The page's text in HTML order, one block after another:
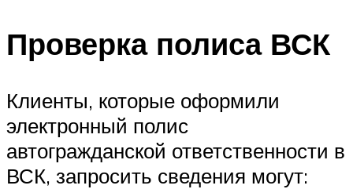
Проверка полиса ВСК
Клиенты, которые оформили
электронный полис
автогражданской ответственности в
ВСК, запросить сведения могут: